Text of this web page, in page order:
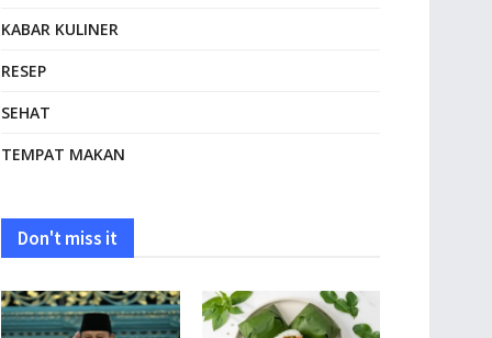
KABAR KULINER
RESEP
SEHAT
TEMPAT MAKAN
Don't miss it